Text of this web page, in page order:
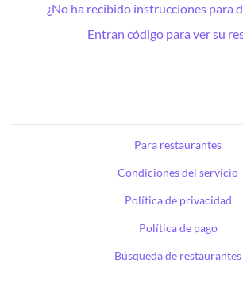
¿No ha recibido instrucciones para
Entran código para ver su
Para restaurantes
Condiciones del servicio
Política de privacidad
Política de pago
Búsqueda de restaurantes